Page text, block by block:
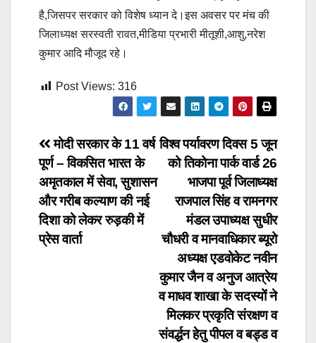
है,जिसपर सरकार को विशेष ध्यान दे।इस अवसर पर मंच की
जिलाध्यक्ष सरस्वती रावत,मीडिया प्रभारी मीतूशी,आशु,नरेश
कुमार आदि मौजूद रहे।
Post Views: 316
Post
navigation
विश्व पर्यावरण दिवस 5 जून
को तिकोना पार्क वार्ड 26
भाजपा पूर्व जिलाध्यक्ष
राजपाल सिंह व रामनगर
मंडल उपाध्यक्ष सुधीर
चौधरी व मानवाधिकार ब्यूरो
अध्यक्ष एडवोकेट नवीन
कुमार जैन व अनुज आत्रेय
व माधव शाखा के सदस्यों ने
मिलकर प्रकृति संरक्षण व
संवर्द्धन हेतु पीपल व बड्ड व
मोदी सरकार के 11 वर्ष
पूर्ण – विकसित भारत के
अमृतकाल में सेवा, सुशासन
और गरीब कल्याण की नई
दिशा को लेकर रुड़की में
प्रेस वार्ता